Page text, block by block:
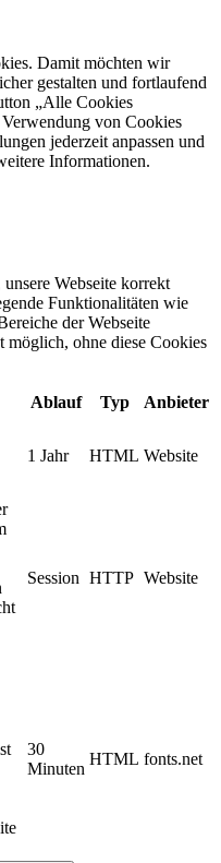
Damit möchten wir
gestalten und fortlaufend
„Alle Cookies
von Cookies
jederzeit anpassen und
Informationen.
Webseite korrekt
Funktionalitäten wie
der Webseite
möglich, ohne diese Cookies
Ablauf Typ Anbieter
1 Jahr HTML Website
Session HTTP Website
30
Minuten
HTML fonts.net